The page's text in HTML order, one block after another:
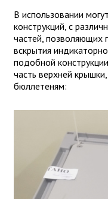
В использовании
конструкций, с
частей, позволяющих
вскрытия
подобной
часть верхней
бюллетеням: